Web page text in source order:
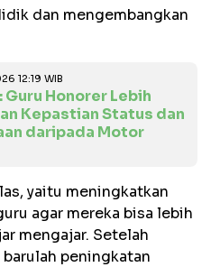
dan mengembangkan
12:19 WIB
Guru Honorer Lebih
Kepastian Status dan
daripada Motor
yaitu meningkatkan
agar mereka bisa lebih
mengajar. Setelah
peningkatan